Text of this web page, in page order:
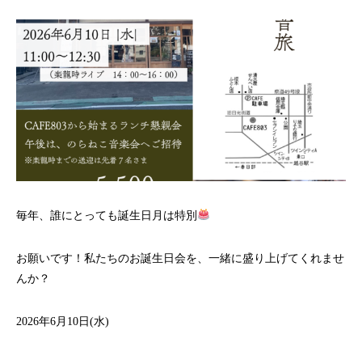
毎年、誰にとっても誕生日月は特別
お願いです！私たちのお誕生日会を、一緒に盛り上げてくれませ
んか？
2026年6月10日(水)